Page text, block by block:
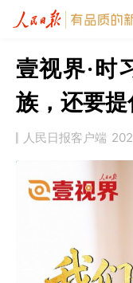
壹视界·时
族，还要提
人民日报客户端